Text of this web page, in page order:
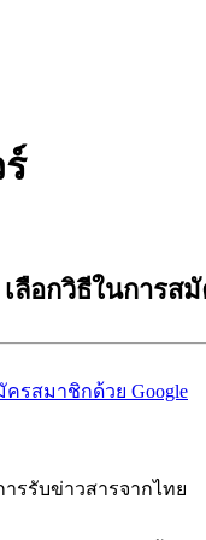
เลือกวิธีในการส
ครสมาชิกด้วย Google
รรับข่าวสารจากไทย